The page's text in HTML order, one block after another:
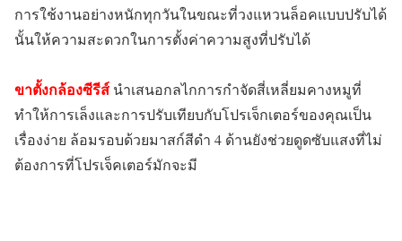
การใช้งานอย่างหนักทุกวันในขณะที่วงแหวนล็อคแบบปรับได้
นั้นให้ความสะดวกในการตั้งค่าความสูงที่ปรับได้
ขาตั้งกล้องซีรีส์ นำเสนอกลไกการกำจัดสี่เหลี่ยมคางหมูที่
ทำให้การเล็งและการปรับเทียบกับโปรเจ็กเตอร์ของคุณเป็น
เรื่องง่าย ล้อมรอบด้วยมาสก์สีดำ 4 ด้านยังช่วยดูดซับแสงที่ไม่
ต้องการที่โปรเจ็คเตอร์มักจะมี